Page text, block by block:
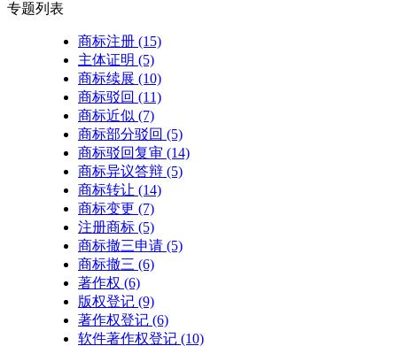
专题列表
商标注册 (15)
主体证明 (5)
商标续展 (10)
商标驳回 (11)
商标近似 (7)
商标部分驳回 (5)
商标驳回复审 (14)
商标异议答辩 (5)
商标转让 (14)
商标变更 (7)
注册商标 (5)
商标撤三申请 (5)
商标撤三 (6)
著作权 (6)
版权登记 (9)
著作权登记 (6)
软件著作权登记 (10)